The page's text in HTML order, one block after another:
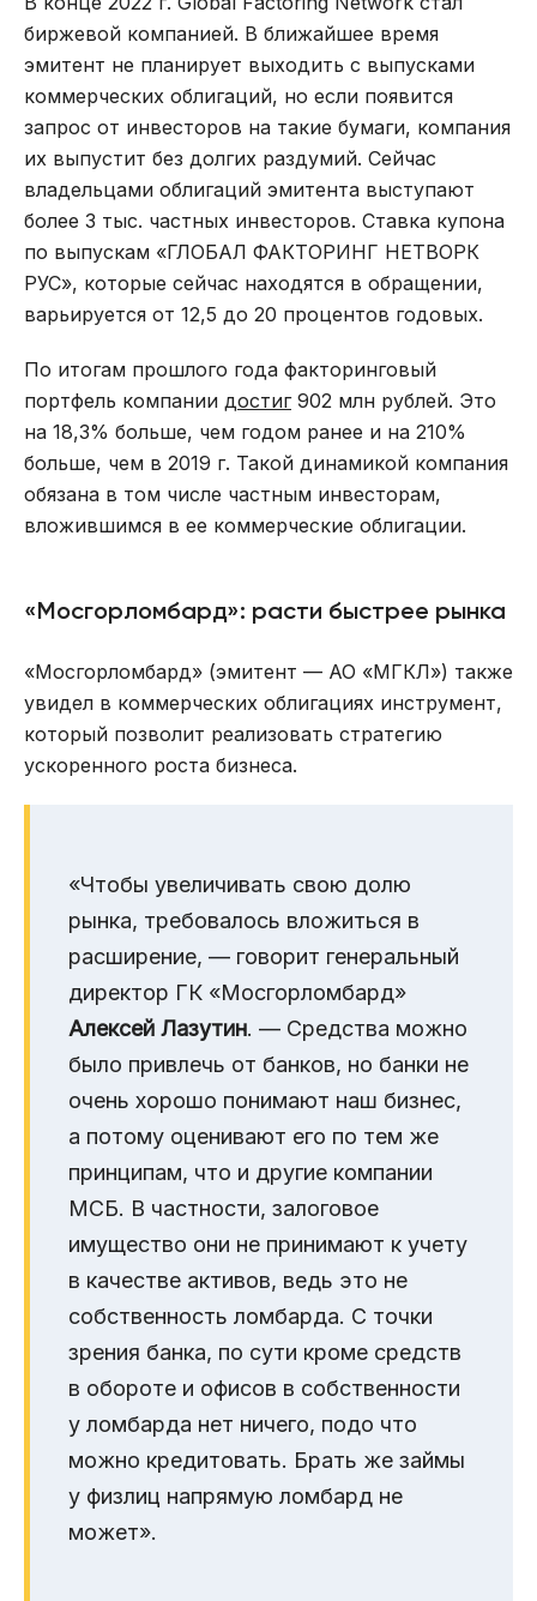
биржевой компанией. В ближайшее время
эмитент не планирует выходить с выпусками
коммерческих облигаций, но если появится
запрос от инвесторов на такие бумаги, компания
их выпустит без долгих раздумий. Сейчас
владельцами облигаций эмитента выступают
более 3 тыс. частных инвесторов. Ставка купона
по выпускам «ГЛОБАЛ ФАКТОРИНГ НЕТВОРК
РУС», которые сейчас находятся в обращении,
варьируется от 12,5 до 20 процентов годовых.
По итогам прошлого года факторинговый
портфель компании достиг902 млн рублей. Это
на 18,3% больше, чем годом ранее и на 210%
больше, чем в 2019 г. Такой динамикой компания
обязана в том числе частным инвесторам,
вложившимся в ее коммерческие облигации.
«Мосгорломбард»: расти быстрее рынка
«Мосгорломбард» (эмитент — АО «МГКЛ») также
увидел в коммерческих облигациях инструмент,
который позволит реализовать стратегию
ускоренного роста бизнеса.
«Чтобы увеличивать свою долю
рынка, требовалось вложиться в
расширение, — говорит генеральный
директор ГК «Мосгорломбард»
Алексей Лазутин. — Средства можно
было привлечь от банков, но банки не
очень хорошо понимают наш бизнес,
а потому оценивают его по тем же
принципам, что и другие компании
МСБ. В частности, залоговое
имущество они не принимают к учету
в качестве активов, ведь это не
собственность ломбарда. С точки
зрения банка, по сути кроме средств
в обороте и офисов в собственности
у ломбарда нет ничего, подо что
можно кредитовать. Брать же займы
у физлиц напрямую ломбард не
может».